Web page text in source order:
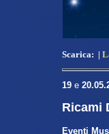
Scarica: |
19 e
Ricami
Eventi